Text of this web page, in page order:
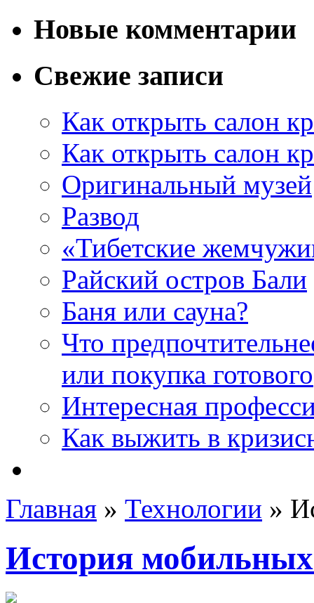
Новые комментарии
Свежие записи
Как открыть салон
Как открыть салон
Оригинальный музей
Развод
«Тибетские
Райский остров Бали
Баня или сауна?
Что
или покупка готового
Интересная
Как выжить в
Главная » Технологии »
История